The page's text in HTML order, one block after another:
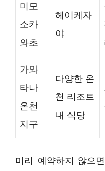
미모
소카
와초
헤이케자
야
가와
타나
온천
지구
다양한 온
천 리조트
내 식당
미리 예약하지 않으